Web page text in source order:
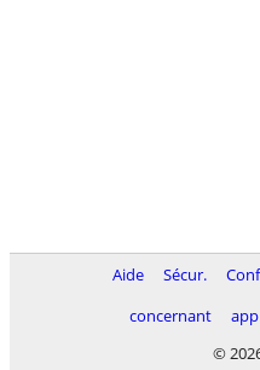
Aide Sécur.
concernant
©